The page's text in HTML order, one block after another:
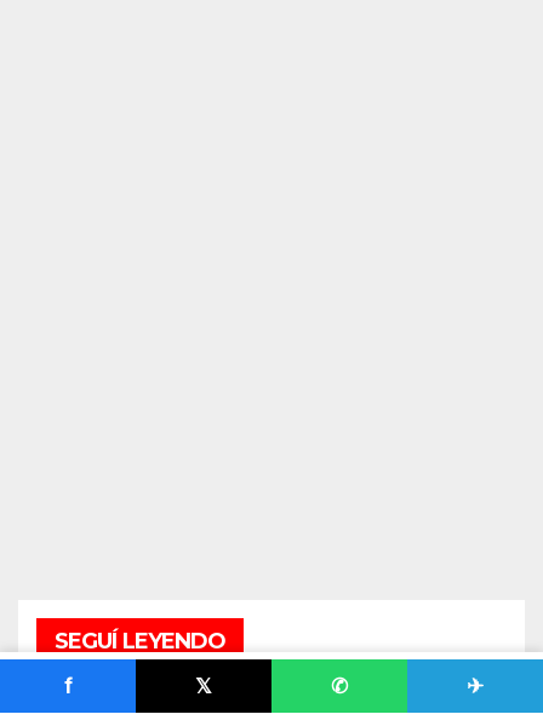
SEGUÍ LEYENDO
f 𝕏 ✆ ✈